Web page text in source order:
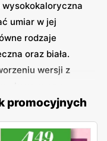
wysokokaloryczna
umiar w jej
rodzaje
oraz biała.
wersji z
czy bakaliami.
promocyjnych